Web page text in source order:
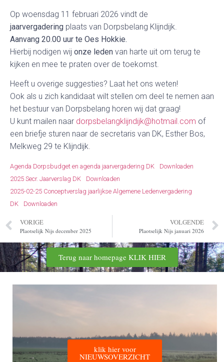
Op woensdag 11 februari 2026 vindt de
jaarvergadering plaats van Dorpsbelang Klijndijk.
Aanvang 20.00 uur te Oes Hokkie.
Hierbij nodigen wij onze leden van harte uit om terug te
kijken en mee te praten over de toekomst.
Heeft u overige suggesties? Laat het ons weten!
Ook als u zich kandidaat wilt stellen om deel te nemen aan
het bestuur van Dorpsbelang horen wij dat graag!
U kunt mailen naar dorpsbelangklijndijk@hotmail.com of
een briefje sturen naar de secretaris van DK, Esther Bos,
Melkweg 29 te Klijndijk.
Agenda Dorpsbudget en agenda jaarvergadering DK
Downloaden
2025 Secr. Jaarverslag DK
Downloaden
2025-02-25 Conceptverslag jaarlijkse Algemene Ledenvergadering
DK
Downloaden
VORIGE
Plaotselijk Nijs december 2025
VOLGENDE
Plaotselijk Nijs januari 2026
Terug naar homepage KLIK HIER
klik hier voor
NIEUWSOVERZICHT